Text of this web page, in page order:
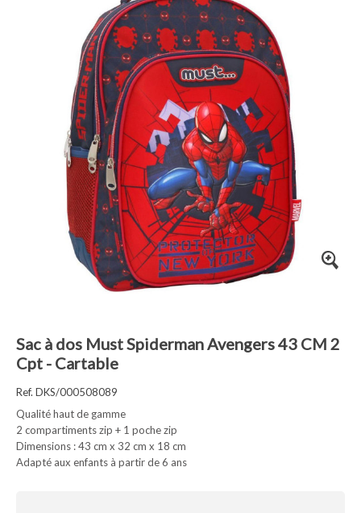
Sac à dos Must Spiderman Avengers 43 CM 2
Cpt - Cartable
Ref. DKS/000508089
Qualité haut de gamme
2 compartiments zip + 1 poche zip
Dimensions : 43 cm x 32 cm x 18 cm
Adapté aux enfants à partir de 6 ans